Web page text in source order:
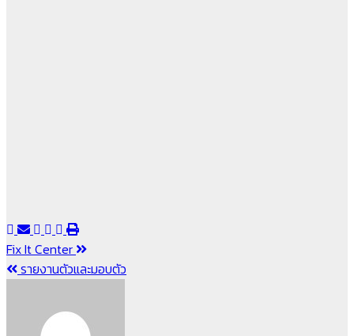
แนะแนว
เรื่อง
Fix It Center
รายงานตัวและมอบตัว